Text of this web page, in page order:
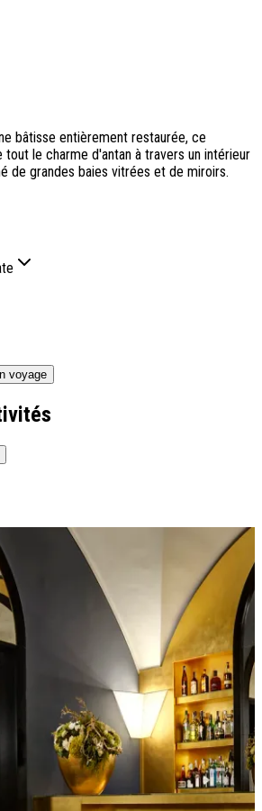
bâtisse entièrement restaurée, ce
le charme d'antan à travers un intérieur
de grandes baies vitrées et de miroirs.
voyage